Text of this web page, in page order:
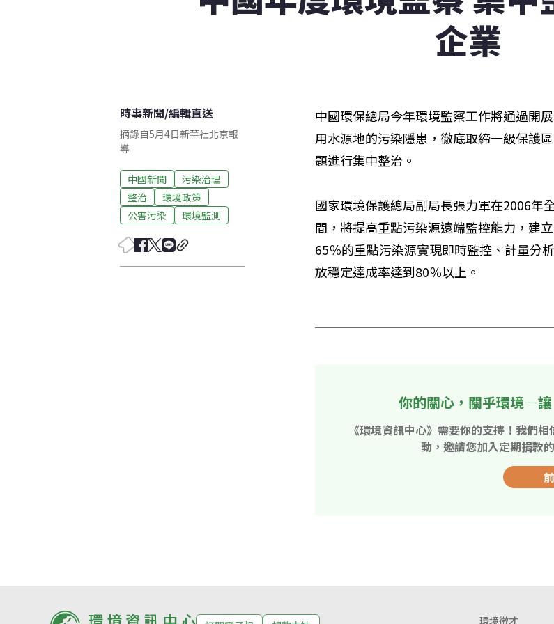
企業
時事新聞/編輯直送
摘錄自5月4日新華社北京報
導
中國新聞
污染治理
整治
環境政策
公害污染
環境監測
中國環保總局今年環境監察工作將通過開
用水源地的污染隱患，徹底取締一級保護
題進行集中整治。
國家環境保護總局副局長張力軍在2006年
間，將提高重點污染源遠端監控能力，建
65％的重點污染源實現即時監控、計量分
放穩定達成率達到80％以上。
你的關心，關乎環境—
《環境資訊中心》需要你的支持！我們
動，邀請您加入定期捐款
環境徵才